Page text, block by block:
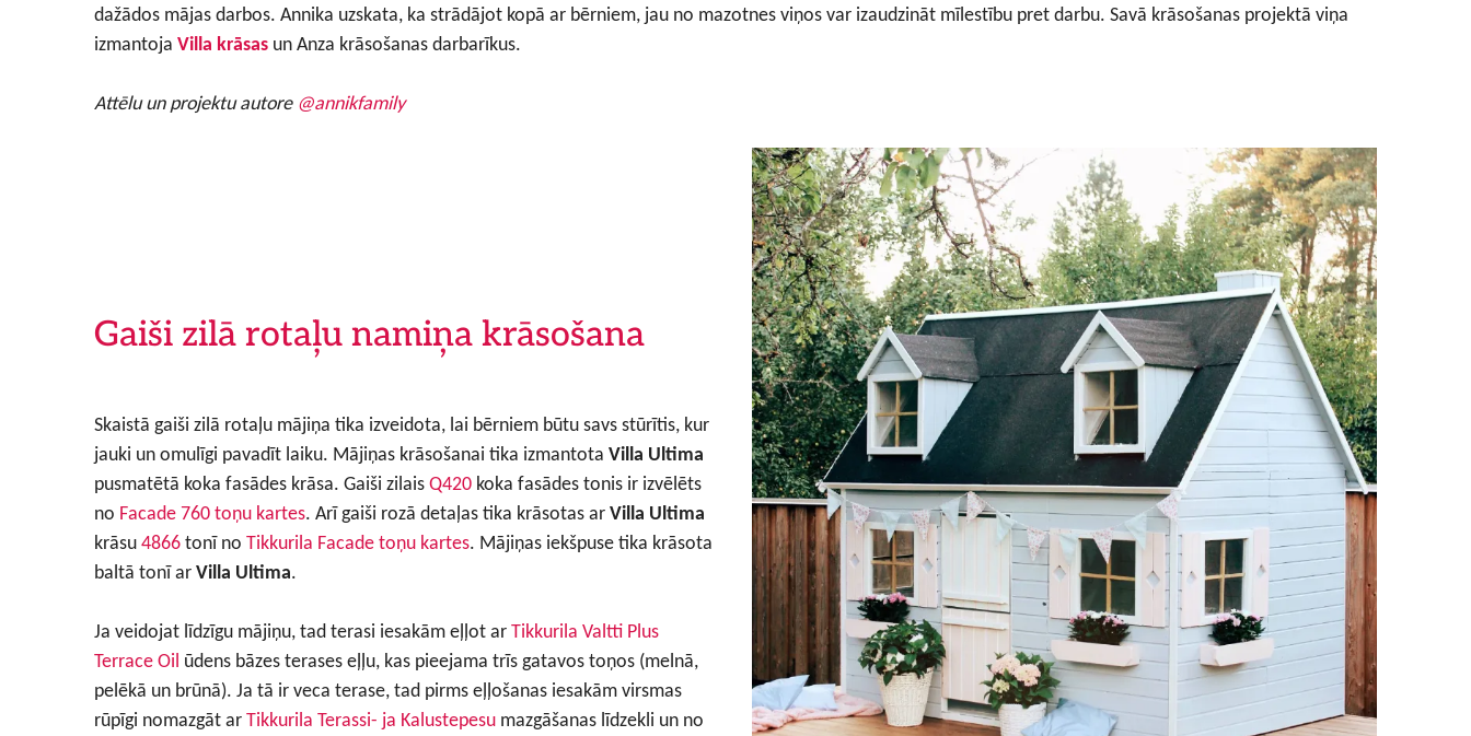
dažādos mājas darbos. Annika uzskata, ka strādājot kopā ar bērniem, jau no mazotnes viņos var izaudzināt mīlestību pret darbu. Savā krāsošanas projektā viņa
izmantojaVilla krāsas un Anza krāsošanas darbarīkus.
Attēlu un projektu autore @annikfamily
Gaiši zilā rotaļu namiņa krāsošana
Skaistā gaiši zilā rotaļu mājiņa tika izveidota, lai bērniem būtu savs stūrītis, kur
jauki un omulīgi pavadīt laiku. Mājiņas krāsošanai tika izmantotaVilla Ultima
pusmatētā koka fasādes krāsa. Gaiši zilaisQ420 koka fasādes tonis ir izvēlēts
no Facade 760 toņu kartes. Arī gaiši rozā detaļas tika krāsotas arVilla Ultima
krāsu4866tonī noTikkurila Facade toņu kartes. Mājiņas iekšpuse tika krāsota
baltā tonī arVilla Ultima.
Ja veidojat līdzīgu mājiņu, tad terasi iesakām eļļot arTikkurila Valtti Plus
Terrace Oil ūdens bāzes terases eļļu, kas pieejama trīs gatavos toņos (melnā,
pelēkā un brūnā). Ja tā ir veca terase, tad pirms eļļošanas iesakām virsmas
rūpīgi nomazgāt arTikkurila Terassi- ja Kalustepesu mazgāšanas līdzekli un no